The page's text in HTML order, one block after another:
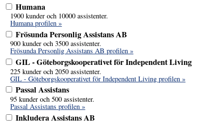
Humana
1900 kunder och 10000 assistenter.
Humana profilen »
Frösunda Personlig Assistans AB
900 kunder och 3500 assistenter.
Frösunda Personlig Assistans AB profilen »
GIL - Göteborgskooperativet för Independent Living
225 kunder och 2050 assistenter.
GIL - Göteborgskooperativet för Independent Living profilen »
Passal Assistans
95 kunder och 500 assistenter.
Passal Assistans profilen »
Inkludera Assistans AB